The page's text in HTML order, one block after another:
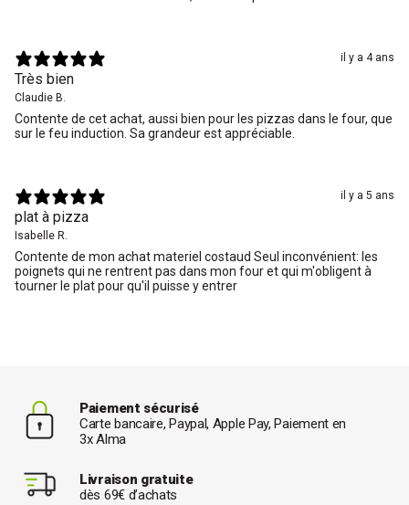
il y a 4 ans
Très bien
Claudie B.
Contente de cet achat, aussi bien pour les pizzas dans le four, que
sur le feu induction. Sa grandeur est appréciable.
il y a 5 ans
plat à pizza
Isabelle R.
Contente de mon achat materiel costaud Seul inconvénient: les
poignets qui ne rentrent pas dans mon four et qui m'obligent à
tourner le plat pour qu'il puisse y entrer
Paiement sécurisé
Carte bancaire, Paypal, Apple Pay, Paiement en
3x Alma
Livraison gratuite
dès 69€ d’achats